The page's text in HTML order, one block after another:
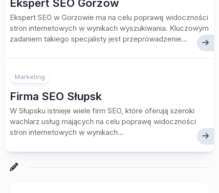
Ekspert SEO Gorzów
Ekspert SEO w Gorzowie ma na celu poprawę widoczności
stron internetowych w wynikach wyszukiwania. Kluczowym
zadaniem takiego specjalisty jest przeprowadzenie...
Marketing
Firma SEO Słupsk
W Słupsku istnieje wiele firm SEO, które oferują szeroki
wachlarz usług mających na celu poprawę widoczności
stron internetowych w wynikach...